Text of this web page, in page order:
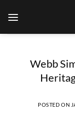
Webb
POSTED ON